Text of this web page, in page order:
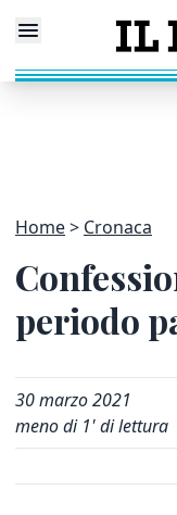
Home Cronaca
periodo
30 marzo 2021
meno di 1' di lettura